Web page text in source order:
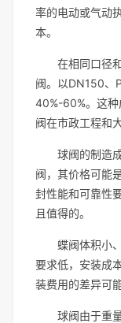
率的电动或气动
本。
在相同口径
阀。以DN150、
40%-60%。这种
阀在市政工程和
球阀的制造
阀，其价格可能
封性能和可靠性
且值得的。
蝶阀体积小
要求低，安装成
装费用的差异可
球阀由于重